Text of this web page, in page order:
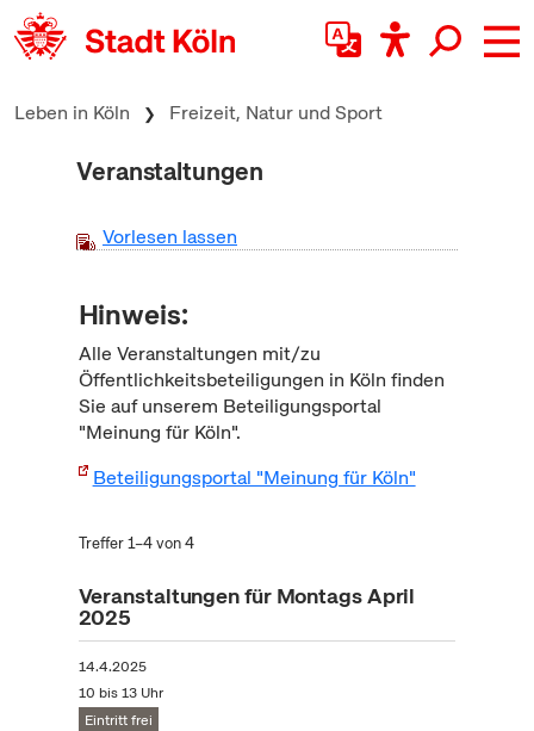
zum Inhalt springen
Leben in Köln Freizeit, Natur und Sport
Veranstaltungen
Vorlesen lassen
Hinweis:
Alle Veranstaltungen mit/zu
Öffentlichkeitsbeteiligungen in Köln finden
Sie auf unserem Beteiligungsportal
"Meinung für Köln".
Beteiligungsportal "Meinung für Köln"
Treffer 1–4 von 4
Veranstaltungen für Montags April
2025
14.4.2025
10 bis 13 Uhr
Eintritt frei